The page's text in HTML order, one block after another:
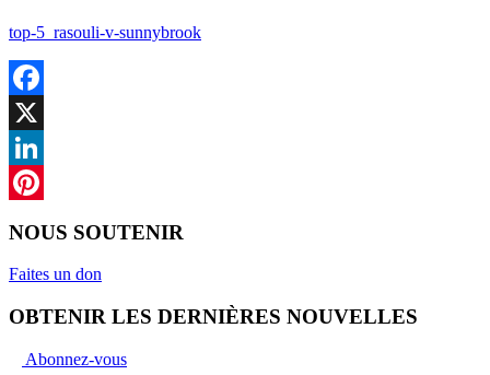
top-5_rasouli-v-sunnybrook
Facebook
X
LinkedIn
NOUS SOUTENIR
Faites un don
OBTENIR LES DERNIÈRES NOUVELLES
Abonnez-vous